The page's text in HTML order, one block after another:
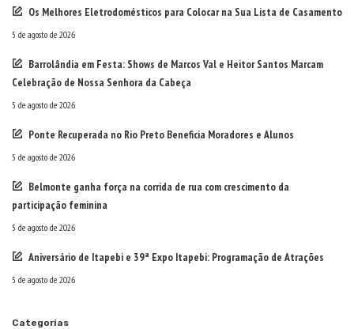
Os Melhores Eletrodomésticos para Colocar na Sua Lista de Casamento
5 de agosto de 2026
Barrolândia em Festa: Shows de Marcos Val e Heitor Santos Marcam
Celebração de Nossa Senhora da Cabeça
5 de agosto de 2026
Ponte Recuperada no Rio Preto Beneficia Moradores e Alunos
5 de agosto de 2026
Belmonte ganha força na corrida de rua com crescimento da
participação feminina
5 de agosto de 2026
Aniversário de Itapebi e 39ª Expo Itapebi: Programação de Atrações
5 de agosto de 2026
Categorias